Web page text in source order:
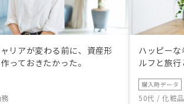
リアが変わる前に、資産形
っておきたかった。
ハッピー
ルフと旅
購入時データ
50代 / 化粧